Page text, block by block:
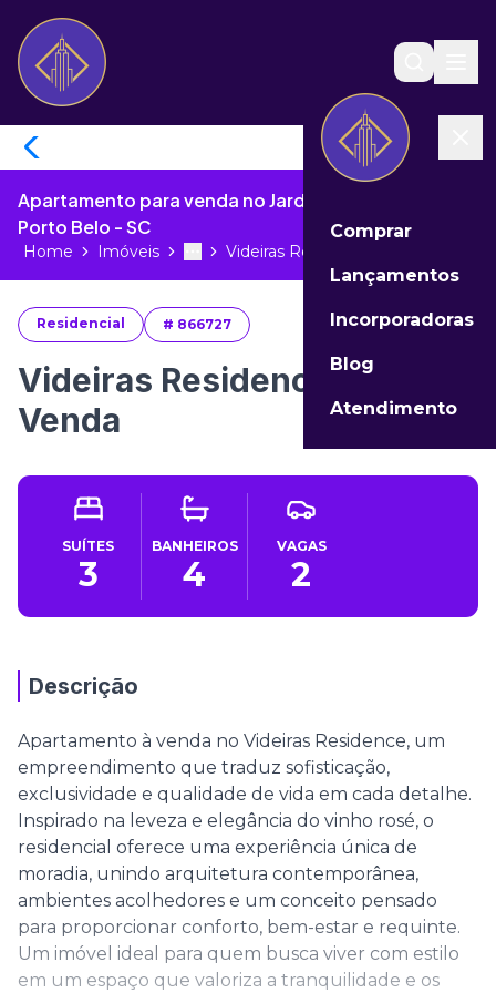
Comprar
Lançamentos
Incorporadoras
Blog
Atendimento
Apartamento para venda no Jardim Dourado de
Porto Belo - SC
Home Imóveis More
Toggle menu
Videiras Residence Ap à Venda...
Residencial # 866727
Videiras Residence Ap à
Venda
SUÍTES
3
BANHEIROS
4
VAGAS
2
Descrição
Apartamento à venda no Videiras Residence, um
empreendimento que traduz sofisticação,
exclusividade e qualidade de vida em cada detalhe.
Inspirado na leveza e elegância do vinho rosé, o
residencial oferece uma experiência única de
moradia, unindo arquitetura contemporânea,
ambientes acolhedores e um conceito pensado
para proporcionar conforto, bem-estar e requinte.
Um imóvel ideal para quem busca viver com estilo
em um espaço que valoriza a tranquilidade e os